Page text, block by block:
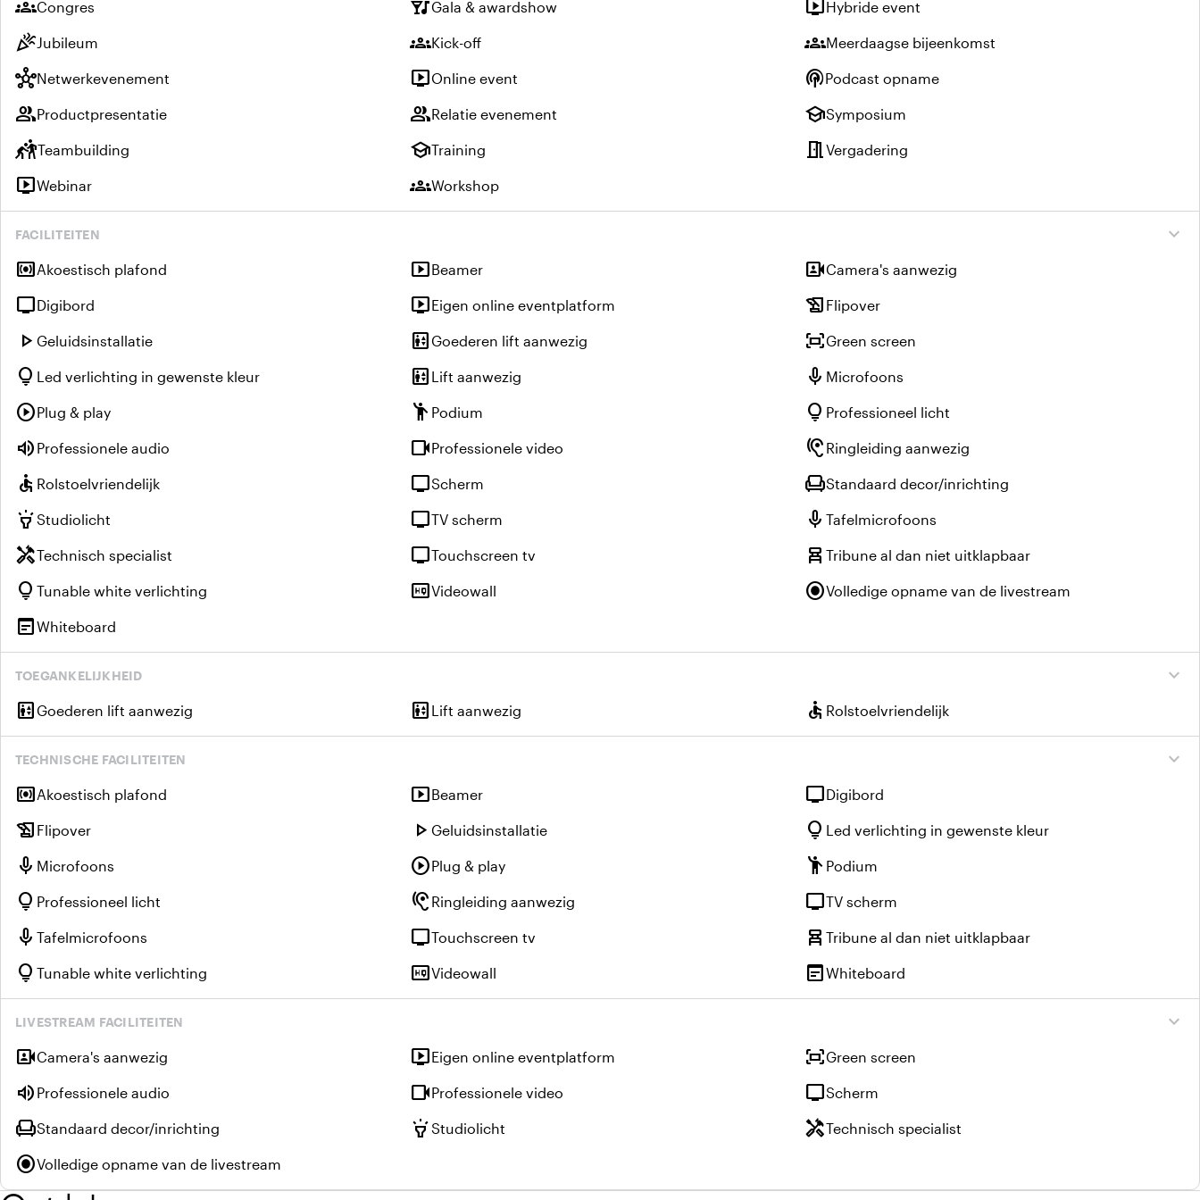
groupsCongres nightlifeGala & awardshow live_tvHybride event
celebrationJubileum groupsKick-off groupsMeerdaagse bijeenkomst
hubNetwerkevenement live_tvOnline event podcastsPodcast opname
groupProductpresentatie groupRelatie evenement schoolSymposium
sports_kabaddiTeambuilding schoolTraining meeting_room Vergadering
live_tvWebinar groupsWorkshop
expand_more
FACILITEITEN
surround_soundAkoestisch plafond smart_displayBeamer video_camera_frontCamera's aanwezig
tvDigibord live_tvEigen online eventplatform history_edu Flipover
play_arrow Geluidsinstallatie elevatorGoederen lift aanwezig fit_screenGreen screen
lightbulb Led verlichting in gewenste kleur elevator Lift aanwezig mic Microfoons
play_circlePlug & play emoji_people Podium lightbulb Professioneel licht
volume_up Professionele audio videocamProfessionele video hearing Ringleiding aanwezig
accessible Rolstoelvriendelijk tvScherm chairStandaard decor/inrichting
highlightStudiolicht tvTV scherm mic Tafelmicrofoons
handymanTechnisch specialist tvTouchscreen tv chair_alt Tribune al dan niet uitklapbaar
lightbulb Tunable white verlichting high_qualityVideowall radio_button_checkedVolledige opname van de livestream
wysiwygWhiteboard
expand_more
TOEGANKELIJKHEID
elevatorGoederen lift aanwezig elevator Lift aanwezig accessible Rolstoelvriendelijk
expand_more
TECHNISCHE FACILITEITEN
surround_soundAkoestisch plafond smart_displayBeamer tvDigibord
history_edu Flipover play_arrow Geluidsinstallatie lightbulb Led verlichting in gewenste kleur
mic Microfoons play_circlePlug & play emoji_people Podium
lightbulb Professioneel licht hearing Ringleiding aanwezig tvTV scherm
mic Tafelmicrofoons tvTouchscreen tv chair_alt Tribune al dan niet uitklapbaar
lightbulb Tunable white verlichting high_qualityVideowall wysiwygWhiteboard
expand_more
LIVESTREAM FACILITEITEN
video_camera_frontCamera's aanwezig live_tvEigen online eventplatform fit_screenGreen screen
volume_up Professionele audio videocamProfessionele video tvScherm
chairStandaard decor/inrichting highlightStudiolicht handymanTechnisch specialist
radio_button_checkedVolledige opname van de livestream